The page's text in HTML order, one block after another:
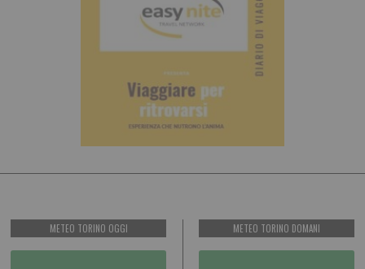
METEO TORINO OGGI METEO TORINO DOMANI